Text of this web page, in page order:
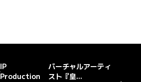
IP
Production
バーチャルアーティ
スト『皇...